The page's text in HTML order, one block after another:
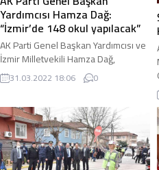
Yardımcısı Hamza Dağ:
“İzmir’de 148 okul yapılacak”
AK Parti Genel Başkan Yardımcısı ve
İzmir Milletvekili Hamza Dağ,
“İzmir’de eğitim-öğretim altyapısını
güçlendirmek için 2 milyar 950
31.03.2022 18:06 0